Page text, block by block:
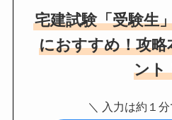
宅建試験「受験生
におすすめ！攻
ント
＼ 入力は約１